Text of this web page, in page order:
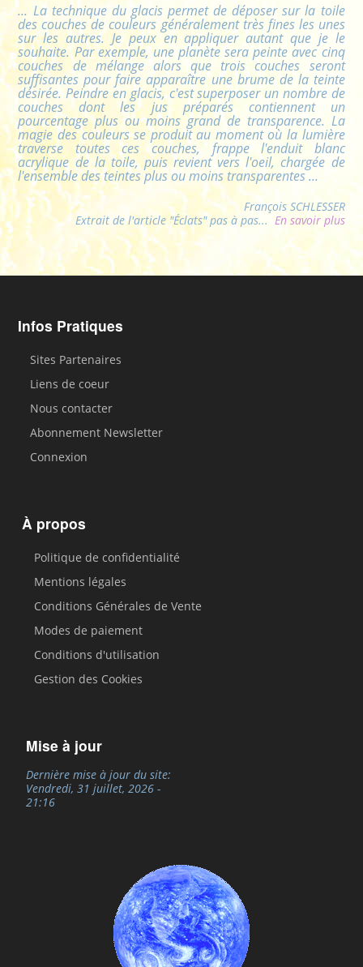
... La technique du glacis permet de déposer sur la toile
des couches de couleurs généralement très fines les unes
sur les autres. Je peux en appliquer autant que je le
souhaite. Par exemple, une planète sera peinte avec cinq
couches de mélange alors que trois couches seront
suffisantes pour faire apparaître une brume de la teinte
désirée. Peindre en glacis, c'est superposer un nombre de
couches dont les jus préparés contiennent un
pourcentage plus ou moins grand de transparence. La
magie des couleurs se produit au moment où la lumière
traverse toutes ces couches, frappe l'enduit blanc
acrylique de la toile, puis revient vers l'oeil, chargée de
l'ensemble des teintes plus ou moins transparentes...
François SCHLESSER
Extrait de l'article "Éclats" pas à pas... En savoir plus
Infos Pratiques
Sites Partenaires
Liens de coeur
Nous contacter
Abonnement Newsletter
Connexion
À propos
Politique de confidentialité
Mentions légales
Conditions Générales de Vente
Modes de paiement
Conditions d'utilisation
Gestion des Cookies
Mise à jour
Dernière mise à jour du site:
Vendredi, 31 juillet, 2026 -
21:16